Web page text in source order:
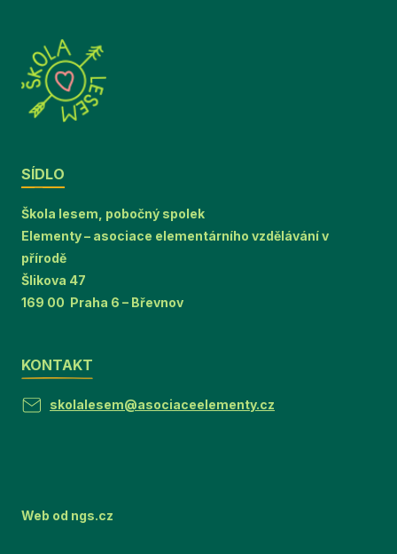
SÍDLO
Škola lesem, pobočný spolek
Elementy – asociace elementárního vzdělávání v
přírodě
Šlikova 47
169 00 Praha 6 – Břevnov
KONTAKT
skolalesem@asociaceelementy.cz
Web od ngs.cz